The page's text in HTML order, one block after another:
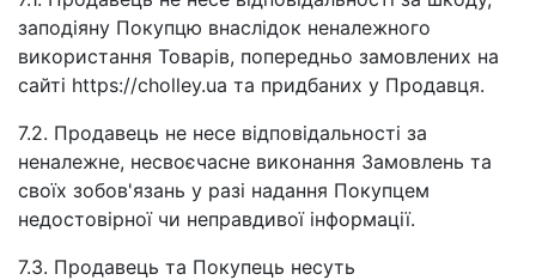
заподіяну Покупцю внаслідок неналежного
використання Товарів, попередньо замовлених на
сайті https://cholley.ua та придбаних у Продавця.
7.2. Продавець не несе відповідальності за
неналежне, несвоєчасне виконання Замовлень та
своїх зобов'язань у разі надання Покупцем
недостовірної чи неправдивої інформації.
7.3. Продавець та Покупець несуть